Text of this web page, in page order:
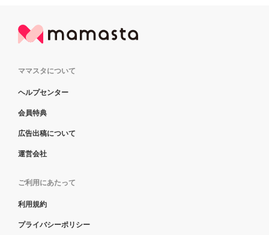
ママスタについて
ヘルプセンター
会員特典
広告出稿について
運営会社
ご利用にあたって
利用規約
プライバシーポリシー